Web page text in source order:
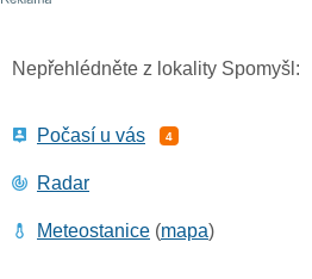
Nepřehlédněte z lokality Spomyšl:
Počasí u vás 4
Radar
Meteostanice (mapa)